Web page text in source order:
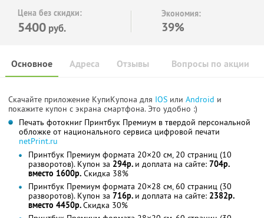
Цена без скидки:
5400 руб.
Экономия:
39%
Основное Отзывы Вопросы по акции
Адреса
Скачайте приложение КупиКупона для IOS или Android и
покажите купон с экрана смартфона. Это удобно :)
Печать фотокниг Принтбук Премиум в твердой персональной
обложке от национального сервиса цифровой печати
netPrint.ru
Принтбук Премиум формата 20×20 см, 20 страниц (10
разворотов). Купон за 294р. и доплата на сайте: 704р.
вместо 1600р. Скидка 38%
Принтбук Премиум формата 20×28 см, 60 страниц (30
разворотов). Купон за 716р. и доплата на сайте: 2382р.
вместо 4450р.Скидка 30%